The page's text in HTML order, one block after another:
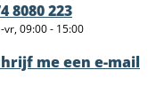
8080 223
vr, 09:00 - 15:00
me een e-mail